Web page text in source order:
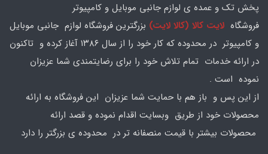
پخش تک و عمده ی لوازم جانبی موبایل و کامپیوتر
فروشگاه لایت کالا (کالا لایت) بزرگترین فروشگاه لوازم جانبی موبایل
و کامپیوتر در محدوده که کار خود را از سال ۱۳۸۶ آغاز کرده و تاکنون
در ارائه خدمات تمام تلاش خود را برای رضایتمندی شما عزیزان
نموده است .
از این پس و باز هم با حمایت شما عزیزان این فروشگاه به ارائه
محصولات خود از طریق وبسایت اقدام نموده و قصد ارائه
محصولات بیشتر با قیمت منصفانه تر در محدوده ی بزرگتر را دارد